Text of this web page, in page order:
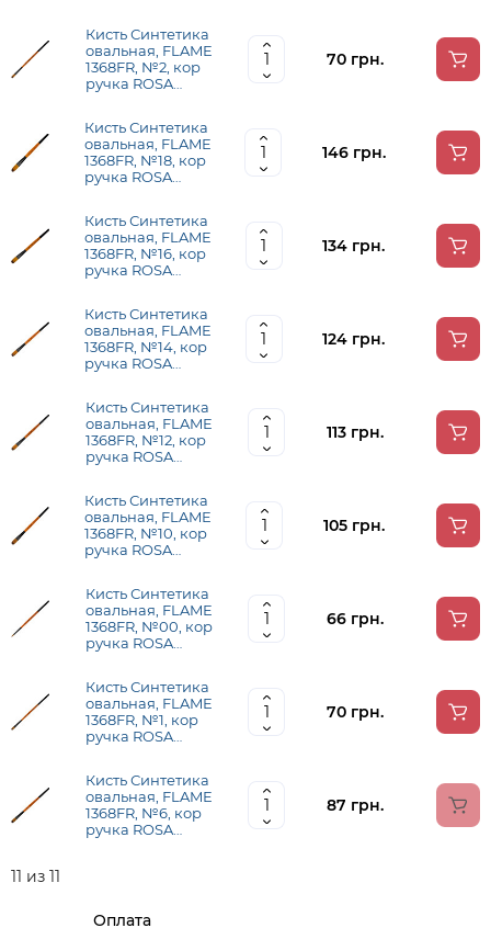
Кисть Синтетика
овальная, FLAME
1368FR, №2, кор
ручка ROSA
70 грн.
Кисть Синтетика
овальная, FLAME
1368FR, №18, кор
ручка ROSA
146 грн.
Кисть Синтетика
овальная, FLAME
1368FR, №16, кор
ручка ROSA
134 грн.
Кисть Синтетика
овальная, FLAME
1368FR, №14, кор
ручка ROSA
124 грн.
Кисть Синтетика
овальная, FLAME
1368FR, №12, кор
ручка ROSA
113 грн.
Кисть Синтетика
овальная, FLAME
1368FR, №10, кор
ручка ROSA
105 грн.
Кисть Синтетика
овальная, FLAME
1368FR, №00, кор
ручка ROSA
66 грн.
Кисть Синтетика
овальная, FLAME
1368FR, №1, кор
ручка ROSA
70 грн.
Кисть Синтетика
овальная, FLAME
1368FR, №6, кор
ручка ROSA
87 грн.
11 из 11
Оплата